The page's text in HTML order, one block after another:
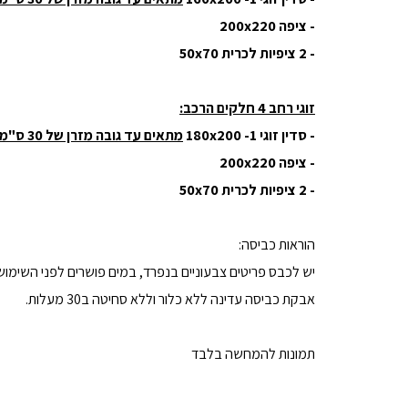
- ציפה 200x220
- 2 ציפיות לכרית 50x70
זוגי רחב 4 חלקים הרכב:
- סדין זוגי 180x200 -1
מתאים עד גובה מזרן של 30 ס"מ
- ציפה 200x220
- 2 ציפיות לכרית 50x70
הוראות כביסה:
יש לכבס פריטים צבעוניים בנפרד, במים פושרים לפני
אבקת כביסה עדינה ללא כלור וללא סחיטה ב30 מעלות.
תמונות להמחשה בלבד